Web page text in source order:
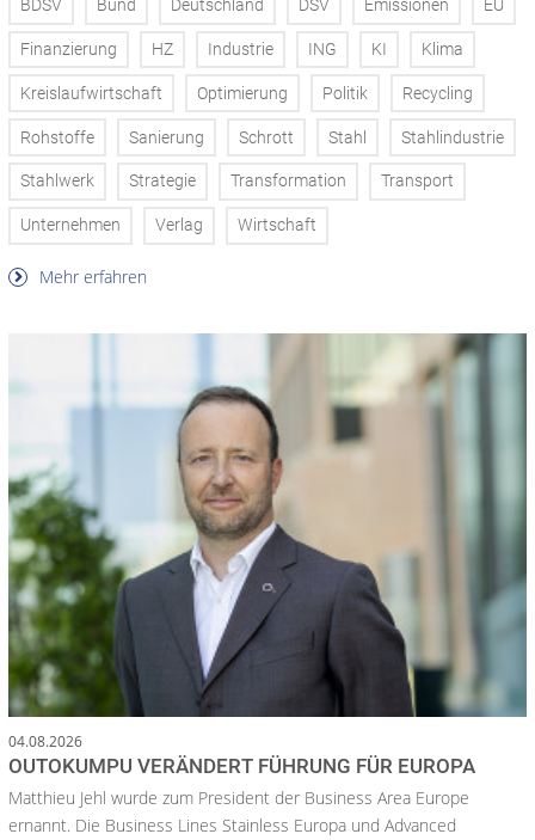
BDSV Bund Deutschland DSV Emissionen EU
Finanzierung HZ Industrie ING KI Klima
Kreislaufwirtschaft Optimierung Politik Recycling
Rohstoffe Sanierung Schrott Stahl Stahlindustrie
Stahlwerk Strategie Transformation Transport
Unternehmen Verlag Wirtschaft
Mehr erfahren
04.08.2026
OUTOKUMPU VERÄNDERT FÜHRUNG FÜR EUROPA
Matthieu Jehl wurde zum President der Business Area Europe
ernannt. Die Business Lines Stainless Europa und Advanced